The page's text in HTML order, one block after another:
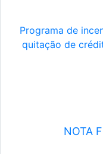
Programa de
quitação de
NOTA